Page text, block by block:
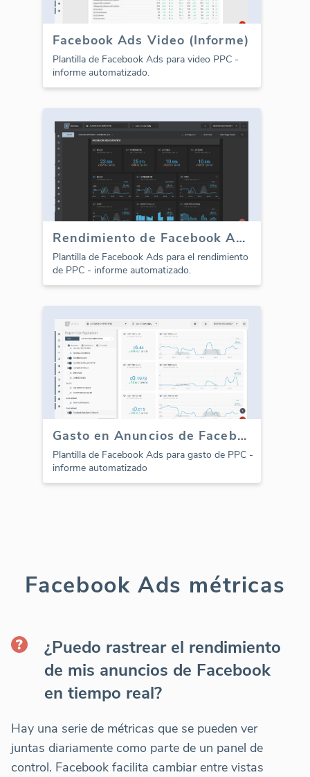
Facebook Ads Video (Informe)
Plantilla de Facebook Ads para video PPC -
informe automatizado.
Rendimiento de Facebook Ads (Informe)
Plantilla de Facebook Ads para el rendimiento
de PPC - informe automatizado.
Gasto en Anuncios de Facebook (Informe)
Plantilla de Facebook Ads para gasto de PPC -
informe automatizado
Facebook Ads métricas
¿Puedo rastrear el rendimiento
de mis anuncios de Facebook
en tiempo real?
Hay una serie de métricas que se pueden ver
juntas diariamente como parte de un panel de
control. Facebook facilita cambiar entre vistas